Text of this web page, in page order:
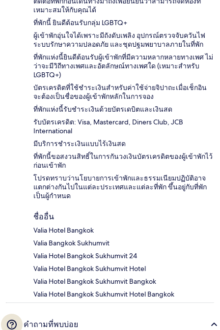
เหมาะสมให้กับคุณได้
ที่พักนี้ ยินดีต้อนรับกลุ่ม LGBTQ+
ผู้เข้าพักอุ่นใจได้เพราะมีถังดับเพลิง อุปกรณ์ตรวจจับควันไฟ
ระบบรักษาความปลอดภัย และชุดปฐมพยาบาลภายในที่พัก
ที่พักแห่งนี้ยินดีต้อนรับผู้เข้าพักที่มีความหลากหลายทางเพศ ไม่
ว่าจะมีวิถีทางเพศและอัตลักษณ์ทางเพศใด (เหมาะสำหรับ
LGBTQ+)
บัตรเครดิตที่ใช้ชำระเงินสำหรับค่าใช้จ่ายจิปาถะเมื่อเช็กอิน
จะต้องเป็นชื่อของผู้เข้าพักหลักในการจอง
ที่พักแห่งนี้รับชำระเงินด้วยบัตรเดบิตและเงินสด
รับบัตรเครดิต: Visa, Mastercard, Diners Club, JCB
International
มีบริการชำระเงินแบบไร้เงินสด
ที่พักนี้ขอสงวนสิทธิ์ในการกันวงเงินบัตรเครดิตของผู้เข้าพักไว้
ก่อนเข้าพัก
โปรดทราบว่านโยบายการเข้าพักและธรรมเนียมปฏิบัติอาจ
แตกต่างกันไปในแต่ละประเทศและแต่ละที่พัก ขึ้นอยู่กับที่พัก
เป็นผู้กำหนด
ชื่ออื่น
Valia Hotel Bangkok
Valia Bangkok Sukhumvit
Valia Hotel Bangkok Sukhumvit 24
Valia Hotel Bangkok Sukhumvit Hotel
Valia Hotel Bangkok Sukhumvit Bangkok
Valia Hotel Bangkok Sukhumvit Hotel Bangkok
คำถามที่พบบ่อย